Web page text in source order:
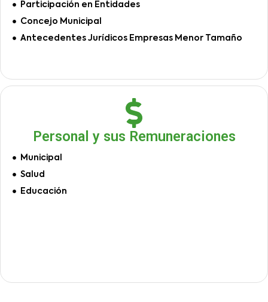
Participación en Entidades
Concejo Municipal
Antecedentes Jurídicos Empresas Menor Tamaño
Personal y sus Remuneraciones
Municipal
Salud
Educación